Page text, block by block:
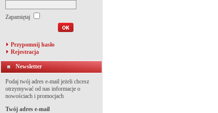
Zapamiętaj
Przypomnij hasło
Rejestracja
Newsletter
Podaj twój adres e-mail jeżeli chcesz
otrzymywać od nas informacje o
nowościach i promocjach
Twój adres e-mail